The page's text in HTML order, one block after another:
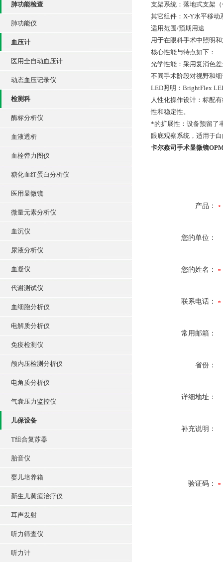
肺功能检查
肺功能仪
血压计
医用全自动血压计
动态血压记录仪
检测科
酶标分析仪
血液透析
血栓弹力图仪
糖化血红蛋白分析仪
医用显微镜
微量元素分析仪
血沉仪
尿液分析仪
血凝仪
代谢测试仪
血细胞分析仪
电解质分析仪
免疫检测仪
颅内压检测分析仪
电角质分析仪
气囊压力监控仪
儿保设备
T组合复苏器
胎音仪
婴儿培养箱
新生儿黄疸治疗仪
耳声发射
听力筛查仪
听力计
支架系统：落地式支架
其它组件：X-Y水平移动
适用范围/预期用途
用于在眼科手术中照明
核心性能与特点如下：
光学性能：采用复消色
不同手术阶段对视野和
LED照明：BrightFlex
人性化操作设计：标配
性和稳定性。
*的扩展性：设备预留了
眼底观察系统，适用于
卡尔蔡司手术显微镜
产品：
您的单位：
您的姓名：
联系电话：
常用邮箱：
省份：
详细地址：
补充说明：
验证码：